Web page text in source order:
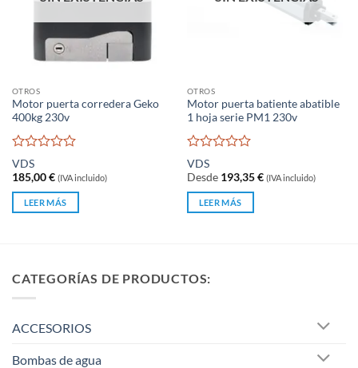
OTROS
Motor puerta corredera Geko
400kg 230v
Valorado
con
0
5
VDS
185,00€ (IVA incluido)
LEER MÁS
OTROS
Motor puerta batiente abatible
1 hoja serie PM1 230v
Valorado
con
0
5
VDS
Desde 193,35€ (IVA incluido)
LEER MÁS
CATEGORÍAS DE PRODUCTOS:
ACCESORIOS
Bombas de agua